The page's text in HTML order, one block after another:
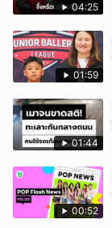
04:25
01:59
01:44
00:52